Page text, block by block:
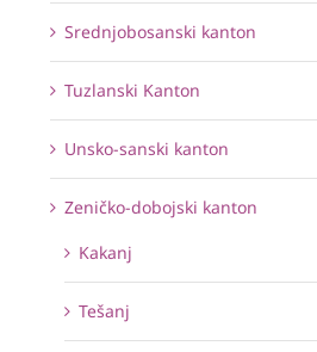
Srednjobosanski kanton
Tuzlanski Kanton
Unsko-sanski kanton
Zeničko-dobojski kanton
Kakanj
Tešanj